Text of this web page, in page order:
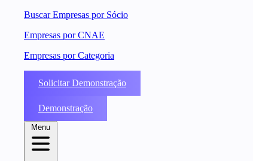
Buscar Empresas por Sócio
Empresas por CNAE
Empresas por Categoria
Solicitar Demonstração
Demonstração
Menu